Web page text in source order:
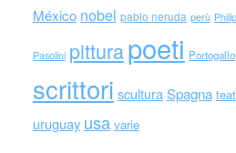
México nobel pablo neruda perù
Pasolini pitturapoeti Portogallo
scrittori scultura Spagna
uruguay usa varie